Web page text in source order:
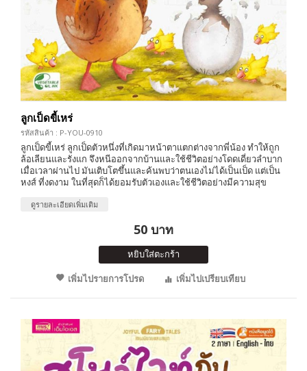
ลูกเป็ดขี้เหร่
รหัสสินค้า : P-YOU-0910
ลูกเป็ดขี้เหร่ ลูกเป็ดตัวหนึ่งที่เกิดมาหน้าตาแตกต่างจากพี่น้อง ทำให้ถูก
ล้อเลียนและรังแก จึงหนีออกจากบ้านและใช้ชีวิตอย่างโดดเดี่ยวลำบาก
เมื่อเวลาผ่านไป มันเติบโตขึ้นและค้นพบว่าตนเองไม่ได้เป็นเป็ด แต่เป็น
หงส์ ที่งดงาม ในที่สุดก็ได้ยอมรับตัวเองและใช้ชีวิตอย่างมีความสุข
ดูรายละเอียดเพิ่มเติม
50 บาท
หยิบใส่ตะกร้า
เพิ่มไปรายการโปรด
เพิ่มไปเปรียบเทียบ